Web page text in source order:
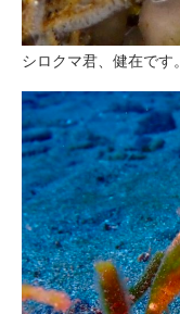
シロクマ君、健在です。